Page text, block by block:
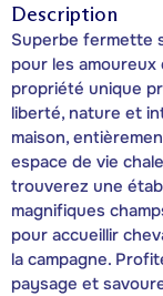
Description
Superbe fermette
pour les
propriété unique
liberté, nature et
maison,
espace de vie
trouverez une
magnifiques
pour accueillir
la campagne.
paysage et